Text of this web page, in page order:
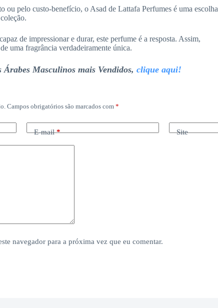
ou pelo custo-benefício, o Asad de Lattafa Perfumes é uma escolha
de impressionar e durar, este perfume é a resposta. Assim,
uma fragrância verdadeiramente única.
Masculinos mais Vendidos, clique aqui!
Campos obrigatórios são marcados com *
E-mail* Site
navegador para a próxima vez que eu comentar.